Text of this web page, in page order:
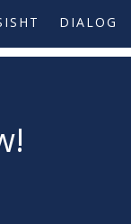
DIALOG